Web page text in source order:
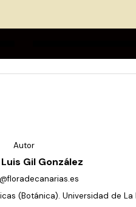
Autor
Gil González
(Botánica). Universidad de La